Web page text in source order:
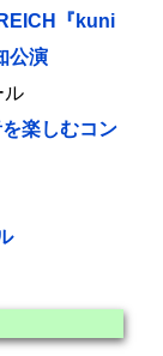
『kuni
公演
楽しむコン